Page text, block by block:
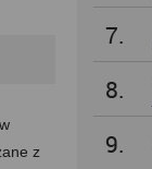
z
7.
8.
9.